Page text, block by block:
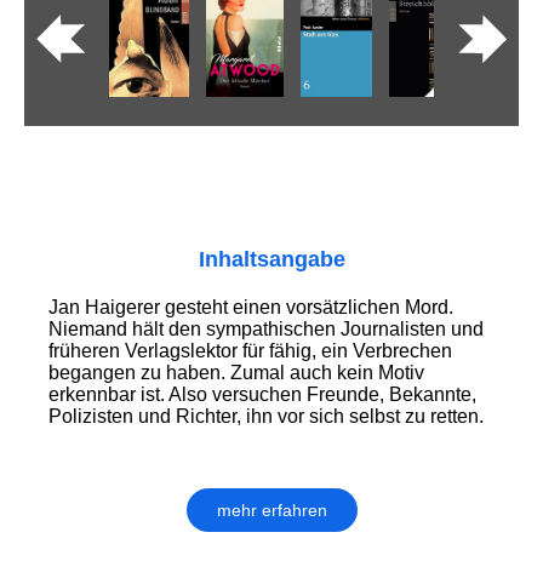
Inhaltsangabe
Jan Haigerer gesteht einen vorsätzlichen Mord.
Niemand hält den sympathischen Journalisten und
früheren Verlagslektor für fähig, ein Verbrechen
begangen zu haben. Zumal auch kein Motiv
erkennbar ist. Also versuchen Freunde, Bekannte,
Polizisten und Richter, ihn vor sich selbst zu retten.
mehr erfahren